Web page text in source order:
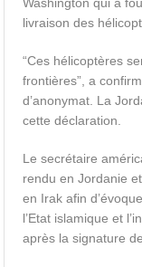
livraison des
“Ces hélicoptères
frontières”, a
d’anonymat. La
cette déclaration.
Le secrétaire
rendu en Jordanie
en Irak afin
l’Etat islamique et
après la signature